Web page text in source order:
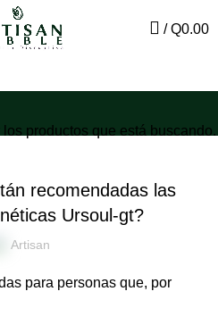
/ Q0.00
recomendadas las
Ursoul-gt?
Artisan
para personas que, por
productos que está buscando.